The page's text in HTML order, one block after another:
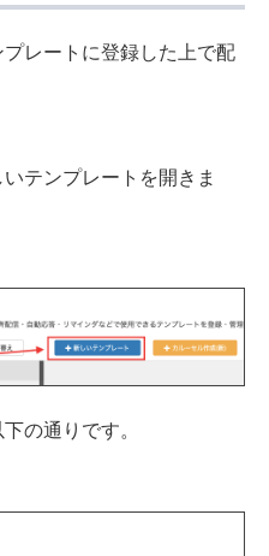
レートに登録した上で配
テンプレートを開きま
の通りです。